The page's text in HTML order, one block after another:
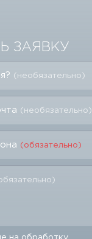
ЗАЯВКУ
(необязательно)
(необязательно)
(обязательно)